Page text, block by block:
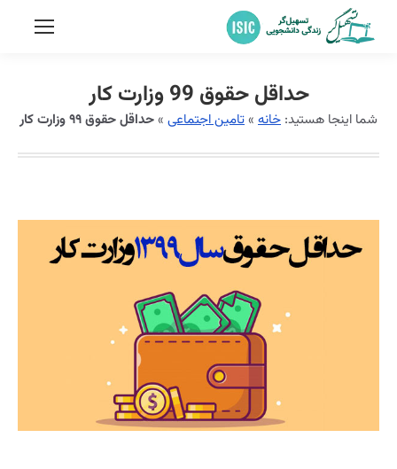
حداقل حقوق 99 وزارت کار
شما اینجا هستید: خانه »تامین اجتماعی »حداقل حقوق ۹۹ وزارت کار